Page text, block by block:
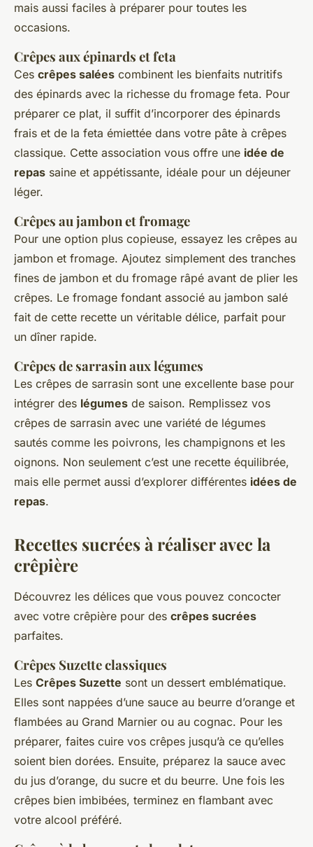
mais aussi faciles à préparer pour toutes les
occasions.
Crêpes aux épinards et feta
Ces crêpes salées combinent les bienfaits nutritifs
des épinards avec la richesse du fromage feta. Pour
préparer ce plat, il suffit d’incorporer des épinards
frais et de la feta émiettée dans votre pâte à crêpes
classique. Cette association vous offre une idée de
repas saine et appétissante, idéale pour un déjeuner
léger.
Crêpes au jambon et fromage
Pour une option plus copieuse, essayez les crêpes au
jambon et fromage. Ajoutez simplement des tranches
fines de jambon et du fromage râpé avant de plier les
crêpes. Le fromage fondant associé au jambon salé
fait de cette recette un véritable délice, parfait pour
un dîner rapide.
Crêpes de sarrasin aux légumes
Les crêpes de sarrasin sont une excellente base pour
intégrer des légumes de saison. Remplissez vos
crêpes de sarrasin avec une variété de légumes
sautés comme les poivrons, les champignons et les
oignons. Non seulement c’est une recette équilibrée,
mais elle permet aussi d’explorer différentes idées de
repas.
Recettes sucrées à réaliser avec la
crêpière
Découvrez les délices que vous pouvez concocter
avec votre crêpière pour des crêpes sucrées
parfaites.
Crêpes Suzette classiques
Les Crêpes Suzette sont un dessert emblématique.
Elles sont nappées d’une sauce au beurre d’orange et
flambées au Grand Marnier ou au cognac. Pour les
préparer, faites cuire vos crêpes jusqu’à ce qu’elles
soient bien dorées. Ensuite, préparez la sauce avec
du jus d’orange, du sucre et du beurre. Une fois les
crêpes bien imbibées, terminez en flambant avec
votre alcool préféré.